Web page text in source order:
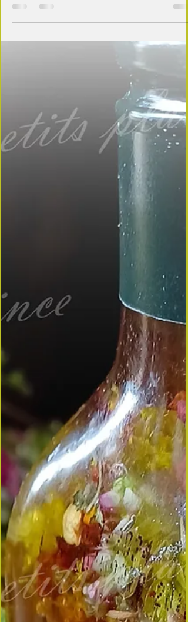
des réserves pour l’hiver. Après les avoir
dégustées natures, mises à l’huile ou au vinaigre,
prennent alors très peu de place, se conservent
des mois, et me permettent de refaire des tomates
confites maison au fil de mes besoins. Une
technique simple, économique, et parfaite pour
valoriser les récoltes du potager. 🧺 Encart